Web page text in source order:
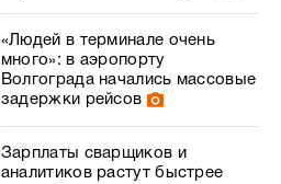
«Людей в терминале очень
много»: в аэропорту
Волгограда начались массовые
задержки рейсов
Зарплаты сварщиков и
аналитиков растут быстрее